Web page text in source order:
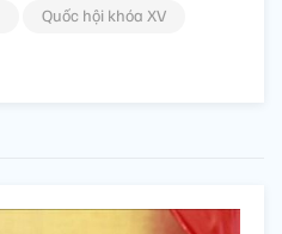
Quốc hội khóa XV